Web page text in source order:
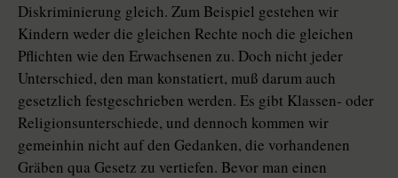
Diskriminierung gleich. Zum Beispiel gestehen wir
Kindern weder die gleichen Rechte noch die gleichen
Pflichten wie den Erwachsenen zu. Doch nicht jeder
Unterschied, den man konstatiert, muß darum auch
gesetzlich festgeschrieben werden. Es gibt Klassen- oder
Religionsunterschiede, und dennoch kommen wir
gemeinhin nicht auf den Gedanken, die vorhandenen
Gräben qua Gesetz zu vertiefen. Bevor man einen